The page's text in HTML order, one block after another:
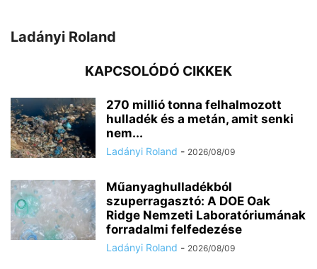
Ladányi Roland
KAPCSOLÓDÓ CIKKEK
270 millió tonna felhalmozott
hulladék és a metán, amit senki
nem...
Ladányi Roland - 2026/08/09
Műanyaghulladékból
szuperragasztó: A DOE Oak
Ridge Nemzeti Laboratóriumának
forradalmi felfedezése
Ladányi Roland - 2026/08/09